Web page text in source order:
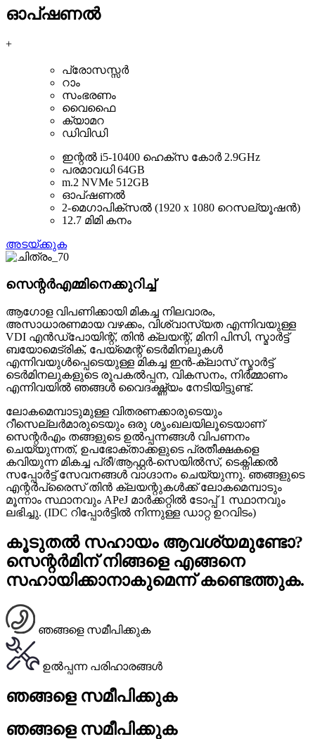
ഓപ്ഷണൽ
+
പ്രോസസ്സർ
റാം
സംഭരണം
വൈഫൈ
ക്യാമറ
ഡിവിഡി
ഇന്റൽ i5-10400 ഹെക്സ കോർ 2.9GHz
പരമാവധി 64GB
m.2 NVMe 512GB
ഓപ്ഷണൽ
2-മെഗാപിക്സൽ (1920 x 1080 റെസല്യൂഷൻ)
12.7 മിമി കനം
അടയ്ക്കുക
സെന്റർഎമ്മിനെക്കുറിച്ച്
ആഗോള വിപണിക്കായി മികച്ച നിലവാരം,
അസാധാരണമായ വഴക്കം, വിശ്വാസ്യത എന്നിവയുള്ള
VDI എൻഡ്‌പോയിന്റ്, തിൻ ക്ലയന്റ്, മിനി പിസി, സ്മാർട്ട്
ബയോമെട്രിക്, പേയ്‌മെന്റ് ടെർമിനലുകൾ
എന്നിവയുൾപ്പെടെയുള്ള മികച്ച ഇൻ-ക്ലാസ് സ്മാർട്ട്
ടെർമിനലുകളുടെ രൂപകൽപ്പന, വികസനം, നിർമ്മാണം
എന്നിവയിൽ ഞങ്ങൾ വൈദഗ്ദ്ധ്യം നേടിയിട്ടുണ്ട്.
ലോകമെമ്പാടുമുള്ള വിതരണക്കാരുടെയും
റീസെല്ലർമാരുടെയും ഒരു ശൃംഖലയിലൂടെയാണ്
സെന്റർഎം തങ്ങളുടെ ഉൽപ്പന്നങ്ങൾ വിപണനം
ചെയ്യുന്നത്, ഉപഭോക്താക്കളുടെ പ്രതീക്ഷകളെ
കവിയുന്ന മികച്ച പ്രീ/ആഫ്റ്റർ-സെയിൽസ്, ടെക്നിക്കൽ
സപ്പോർട്ട് സേവനങ്ങൾ വാഗ്ദാനം ചെയ്യുന്നു. ഞങ്ങളുടെ
എന്റർപ്രൈസ് തിൻ ക്ലയന്റുകൾക്ക് ലോകമെമ്പാടും
മൂന്നാം സ്ഥാനവും APeJ മാർക്കറ്റിൽ ടോപ്പ് 1 സ്ഥാനവും
ലഭിച്ചു. (IDC റിപ്പോർട്ടിൽ നിന്നുള്ള ഡാറ്റ ഉറവിടം)
കൂടുതൽ സഹായം ആവശ്യമുണ്ടോ?
സെന്റർമിന് നിങ്ങളെ എങ്ങനെ
സഹായിക്കാനാകുമെന്ന് കണ്ടെത്തുക.
ഞങ്ങളെ സമീപിക്കുക
ഉൽപ്പന്ന പരിഹാരങ്ങൾ
ഞങ്ങളെ സമീപിക്കുക
ഞങ്ങളെ സമീപിക്കുക